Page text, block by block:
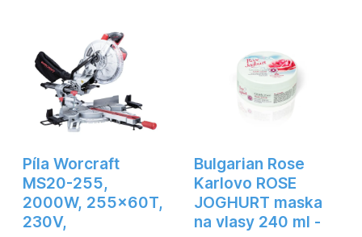
Píla Worcraft
MS20-255,
2000W, 255x60T,
230V,
Bulgarian Rose
Karlovo ROSE
JOGHURT maska
na vlasy 240 ml -